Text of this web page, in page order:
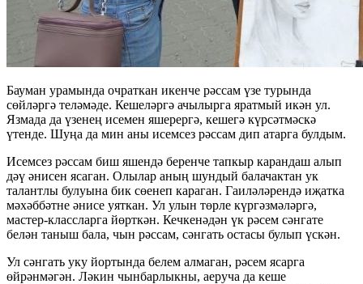
Бауман урамында очраткан икенче рәссам үзе турында
сөйләргә теләмәде. Кешеләргә ачылырга яратмый икән ул.
Язмада да үзенең исемен яшерергә, кешегә күрсәтмәскә
үтенде. Шуңа да мин аны исемсез рәссам дип атарга булдым.
Исемсез рәссам биш яшендә беренче тапкыр карандаш алып
дәү әнисен ясаган. Олылар аның шундый балачактан ук
талантлы булуына бик сөенеп караган. Гаиләләрендә иҗатка
мәхәббәтне әнисе уяткан. Ул улын төрле күргәзмәләргә,
мастер-классларга йөрткән. Кечкенәдән үк рәсем сәнгате
белән таныш бала, чын рәссам, сәнгать остасы булып үскән.
Ул сәнгать уку йортында белем алмаган, рәсем ясарга
өйрәнмәгән. Ләкин чынбарлыкны, аеруча да кеше